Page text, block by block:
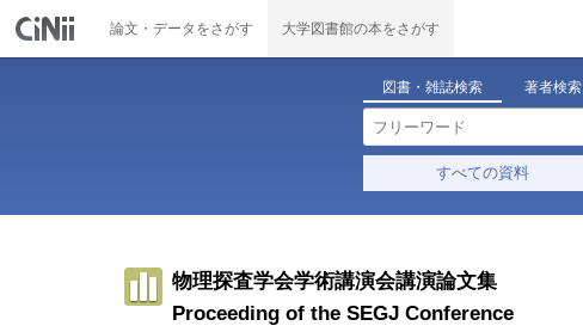
論文・データをさがす 大学図書館の本をさがす
図書・雑誌検索 著者検索
すべての資料
物理探査学会学術講演会講演論文集
Proceeding of the SEGJ Conference